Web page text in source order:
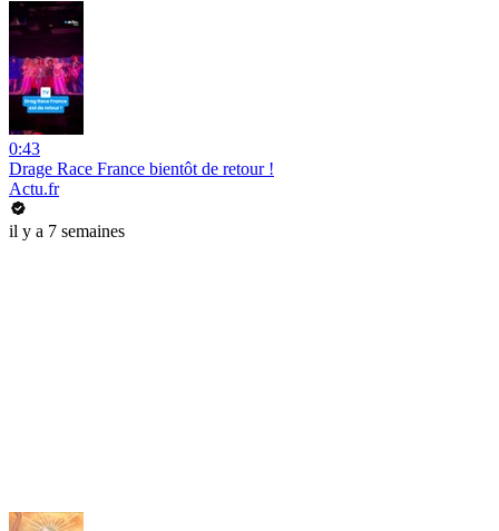
0:43
Drage Race France bientôt de retour !
Actu.fr
il y a 7 semaines